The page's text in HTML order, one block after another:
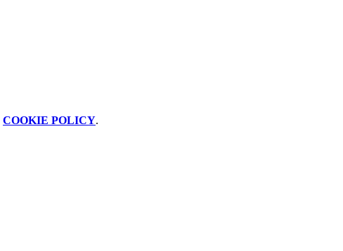
COOKIE POLICY.